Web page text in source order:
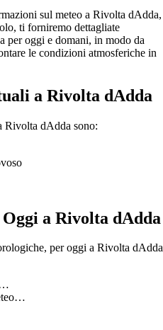
sul meteo a Rivolta dAdda,
ti forniremo dettagliate
per oggi e domani, in modo da
le condizioni atmosferiche in
a Rivolta dAdda
Rivolta dAdda sono:
a Rivolta dAdda
per oggi a Rivolta dAdda